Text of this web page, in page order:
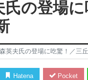
氏の登場
英夫氏の登場に吃驚！／三
Hatena Pocket